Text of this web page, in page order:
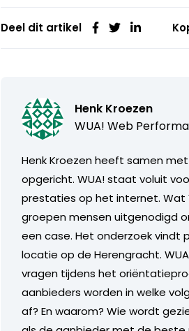
Deel dit artikel
Henk Kroezen
WUA! Web
Henk Kroezen heeft samen
opgericht. WUA! staat voluit
prestaties op het internet. Wat
groepen mensen uitgenodigd
een case. Het onderzoek
locatie op de Herengracht.
vragen tijdens het
aanbieders worden in welke
af? En waarom? Wie wordt